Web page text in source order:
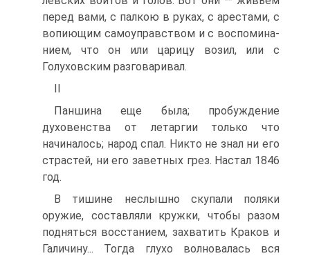
перед вами, с палкою в руках, с арестами, с
вопиющим самоуправством и с воспомина­
нием, что он или царицу возил, или с
Голуховским разговаривал.
II
Паншина еще была; пробуждение
духовенства от летаргии только что
начиналось; народ спал. Никто не знал ни его
страстей, ни его заветных грез. Настал 1846
год.
В тишине неслышно скупали поляки
оружие, составляли кружки, чтобы разом
подняться восстанием, захватить Краков и
Галичину... Тогда глухо волновалась вся